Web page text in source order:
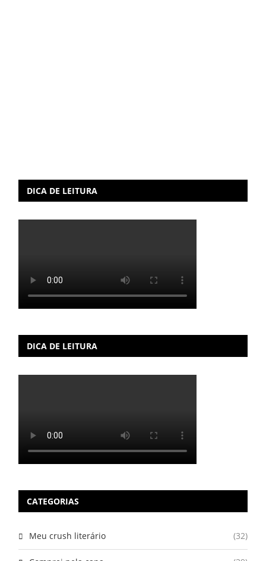
DICA DE LEITURA
DICA DE LEITURA
CATEGORIAS
Meu crush literário (32)